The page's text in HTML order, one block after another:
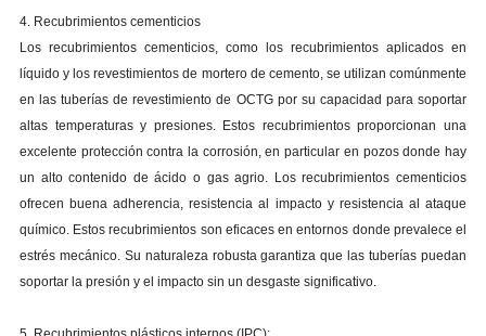
4. Recubrimientos cementicios
Los recubrimientos cementicios, como los recubrimientos aplicados en
líquido y los revestimientos de mortero de cemento, se utilizan comúnmente
en las tuberías de revestimiento de OCTG por su capacidad para soportar
altas temperaturas y presiones. Estos recubrimientos proporcionan una
excelente protección contra la corrosión, en particular en pozos donde hay
un alto contenido de ácido o gas agrio. Los recubrimientos cementicios
ofrecen buena adherencia, resistencia al impacto y resistencia al ataque
químico. Estos recubrimientos son eficaces en entornos donde prevalece el
estrés mecánico. Su naturaleza robusta garantiza que las tuberías puedan
soportar la presión y el impacto sin un desgaste significativo.